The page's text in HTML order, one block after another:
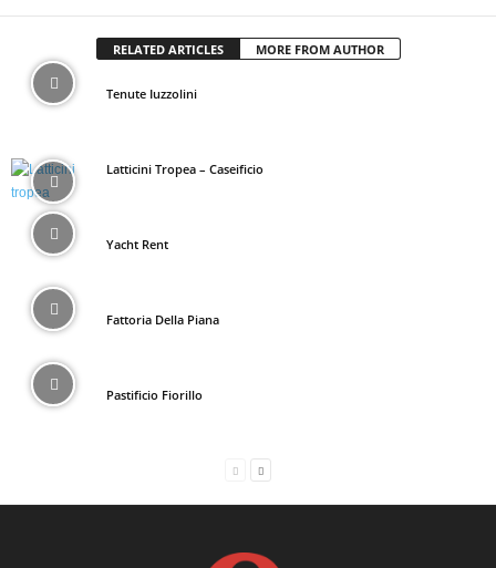
RELATED ARTICLES MORE FROM AUTHOR
Tenute Iuzzolini
Latticini Tropea – Caseificio
Yacht Rent
Fattoria Della Piana
Pastificio Fiorillo